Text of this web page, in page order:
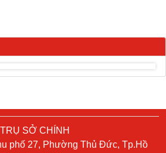
TRỤ SỞ CHÍNH
phố 27, Phường Thủ Đức, Tp.Hồ